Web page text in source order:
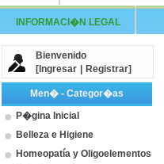
INFORMACI�N LEGAL
Bienvenido
[ Ingresar Registrar]
Men� - Categor�as
P�gina Inicial
Belleza e Higiene
Homeopatía y Oligoelementos